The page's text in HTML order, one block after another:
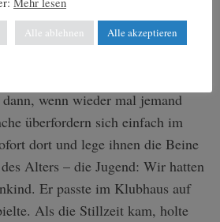
wieder und die muss ich
wenn wieder mal jemand
überfordern sich einfach im
dort und lege ihnen die Beine
Alters – die Jugend: Wir hatten
Er passte im Klubhaus auf
Als die Stillzeit kam, holte
Alle ablehnen Alle akzeptieren